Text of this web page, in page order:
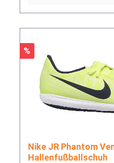
Rabatt
%
Nike JR Phantom Venom Academy IC
Hallenfußballschuh